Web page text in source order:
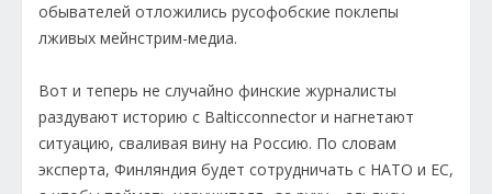
обывателей отложились русофобские поклепы
лживых мейнстрим-медиа.
Вот и теперь не случайно финские журналисты
раздувают историю с Balticconnector и нагнетают
ситуацию, сваливая вину на Россию. По словам
эксперта, Финляндия будет сотрудничать с НАТО и ЕС,